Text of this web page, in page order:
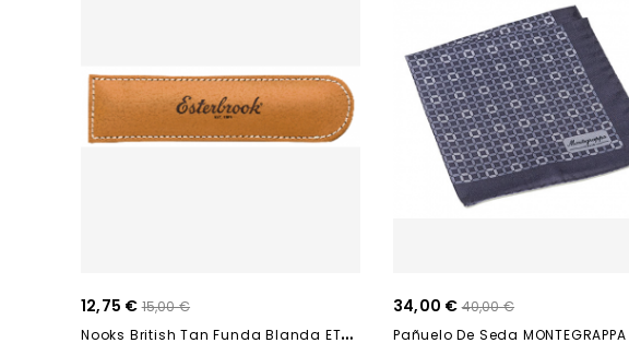
12,75 € 15,00 €
N
Ooks British Tan Funda Blanda ETB-100
34,00 € 40,00 €